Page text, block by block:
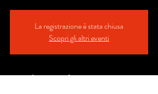
La registrazione è stata chiusa
Scopri gli altri eventi
Orario & Sede